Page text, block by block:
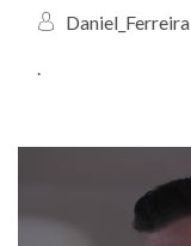
Daniel_Ferreira